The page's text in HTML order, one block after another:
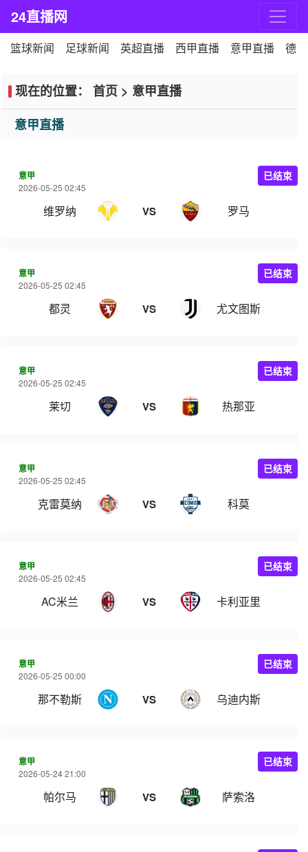
24直播网
篮球新闻 足球新闻 英超直播 西甲直播 意甲直播 德
现在的位置： 首页 > 意甲直播
意甲直播
意甲
2026-05-25 02:45
维罗纳 VS 罗马
已结束
意甲
2026-05-25 02:45
都灵 VS 尤文图斯
已结束
意甲
2026-05-25 02:45
莱切 VS 热那亚
已结束
意甲
2026-05-25 02:45
克雷莫纳 VS 科莫
已结束
意甲
2026-05-25 02:45
AC米兰 VS 卡利亚里
已结束
意甲
2026-05-25 00:00
那不勒斯 VS 乌迪内斯
已结束
意甲
2026-05-24 21:00
帕尔马 VS 萨索洛
已结束